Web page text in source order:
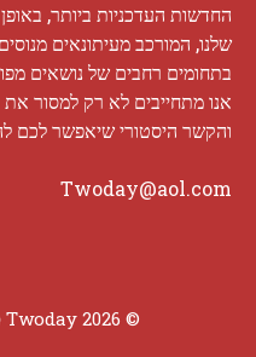
החדשות העדכניות ביותר,
שלנו, המורכב מעיתונאים
בתחומים רחבים של נושאים
אנו מתחייבים לא רק למסור
והקשר היסטורי שיאפשר לכם
Twoday@aol.com
© 2026 Twoday טודיי -